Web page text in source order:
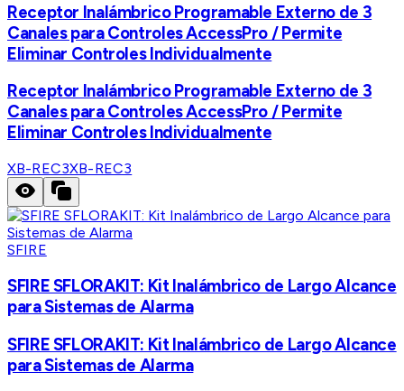
Receptor Inalámbrico Programable Externo de 3
Canales para Controles AccessPro / Permite
Eliminar Controles Individualmente
Receptor Inalámbrico Programable Externo de 3
Canales para Controles AccessPro / Permite
Eliminar Controles Individualmente
XB-REC3XB-REC3
SFIRE
SFIRE SFLORAKIT: Kit Inalámbrico de Largo Alcance
para Sistemas de Alarma
SFIRE SFLORAKIT: Kit Inalámbrico de Largo Alcance
para Sistemas de Alarma